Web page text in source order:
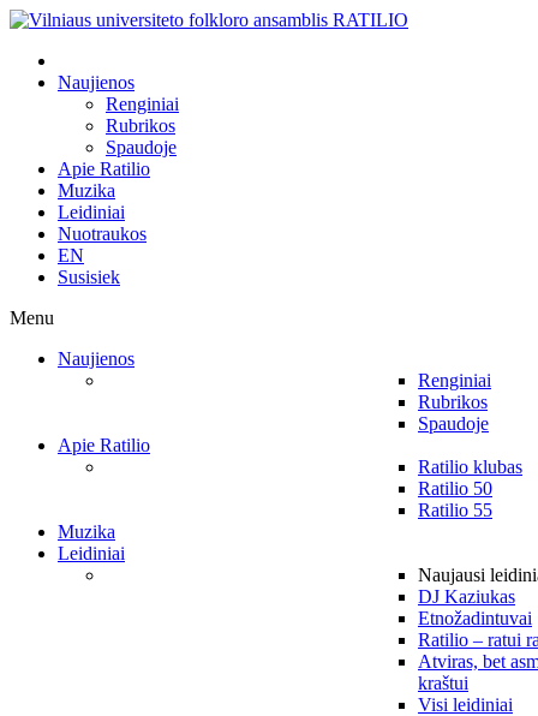
Naujienos
Renginiai
Rubrikos
Spaudoje
Apie Ratilio
Muzika
Leidiniai
Nuotraukos
EN
Susisiek
Menu
Naujienos
Renginiai
Rubrikos
Spaudoje
Apie Ratilio
Ratilio klubas
Ratilio 50
Ratilio 55
Muzika
Leidiniai
Naujausi
DJ Kaziukas
Etnožadintuvai
Ratilio – ratui
Atviras, bet
kraštui
Visi leidiniai